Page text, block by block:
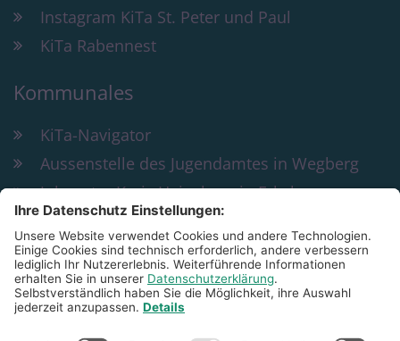
Instagram KiTa St. Peter und Paul
KiTa Rabennest
Kommunales
KiTa-Navigator
Aussenstelle des Jugendamtes in Wegberg
Jobcenter Kreis Heinsberg in Erkelenz
Bildung und Teilhabe
KiTa St. Peter & Paul Wegberg
Rathausplatz 29